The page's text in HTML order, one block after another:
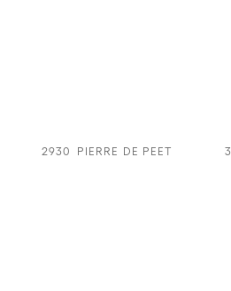
2930 PIERRE DE PEET